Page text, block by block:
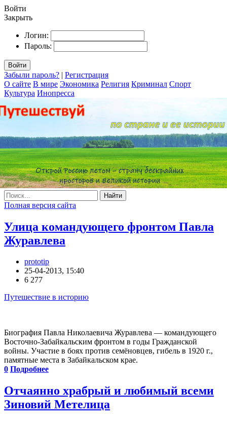
Войти
Закрыть
Логин:
Пароль:
Войти
Забыли пароль? | Регистрация
О сайте В мире Экономика Религия Криминал Спорт
Культура Инопресса
Найти
Полная версия сайта
Улица командующего фронтом Павла
Журавлева
prototip
25-04-2013, 15:40
6 277
Путешествие в историю
Биография Павла Николаевича Журавлева — командующего
Восточно-Забайкальским фронтом в годы Гражданской
войны. Участие в боях против семёновцев, гибель в 1920 г.,
памятные места в Забайкальском крае.
0 Подробнее
Отчаянно храбрый и любимый всеми
Зиновий Метелица